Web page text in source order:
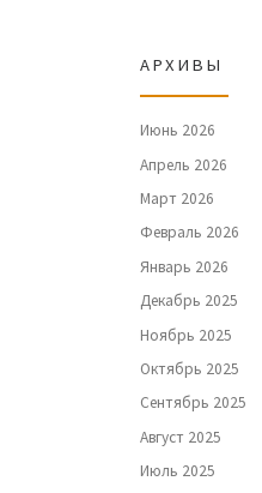
АРХИВЫ
Июнь 2026
Апрель 2026
Март 2026
Февраль 2026
Январь 2026
Декабрь 2025
Ноябрь 2025
Октябрь 2025
Сентябрь 2025
Август 2025
Июль 2025